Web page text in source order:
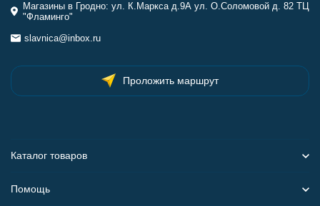
Магазины в Гродно: ул. К.Маркса д.9А ул. О.Соломовой д. 82 ТЦ
"Фламинго"
slavnica@inbox.ru
Проложить маршрут
Каталог товаров
Помощь